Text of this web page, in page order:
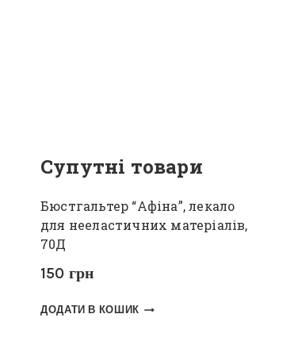
Супутні товари
Бюстгальтер “Афіна”, лекало
для нееластичних матеріалів,
70Д
150 грн
ДОДАТИ В КОШИК